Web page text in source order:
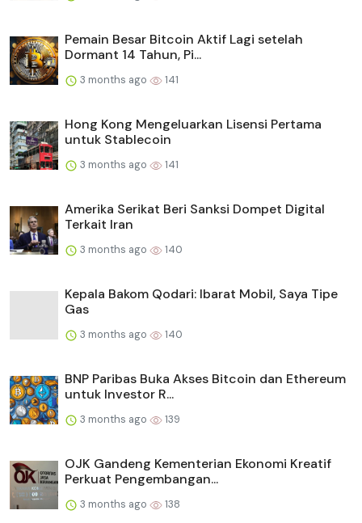
Pemain Besar Bitcoin Aktif Lagi setelah
Dormant 14 Tahun, Pi...
3 months ago 141
Hong Kong Mengeluarkan Lisensi Pertama
untuk Stablecoin
3 months ago 141
Amerika Serikat Beri Sanksi Dompet Digital
Terkait Iran
3 months ago 140
Kepala Bakom Qodari: Ibarat Mobil, Saya Tipe
Gas
3 months ago 140
BNP Paribas Buka Akses Bitcoin dan Ethereum
untuk Investor R...
3 months ago 139
OJK Gandeng Kementerian Ekonomi Kreatif
Perkuat Pengembangan...
3 months ago 138